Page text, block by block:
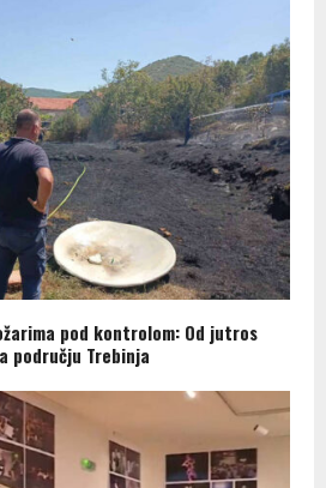
pod kontrolom: Od jutros
području Trebinja